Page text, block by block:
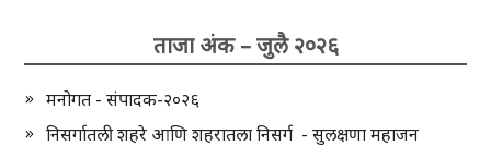
ताजा अंक – जुलै २०२६
मनोगत - संपादक-२०२६
निसर्गातली शहरे आणि शहरातला निसर्ग - सुलक्षणा महाजन